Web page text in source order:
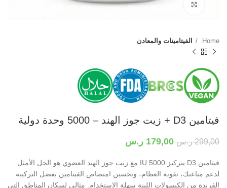
Click to enlarge
Home الفيتامينات والمعادن
فيتامين D3 + زيت جوز الهند – 5000 وحدة دولية
299,00 ر.س 179,00 ر.س
فيتامين D3 بتركيز 5000 IU مع زيت جوز الهند العضوي هو الحل الأمثل
لدعم مناعتك، تقوية العظام، وتحسين امتصاص الفيتامين بفضل التركيبة
الفريدة من الكبسولات اللينة سهلة الاستخدام. مثالي لسكان المناطق التي